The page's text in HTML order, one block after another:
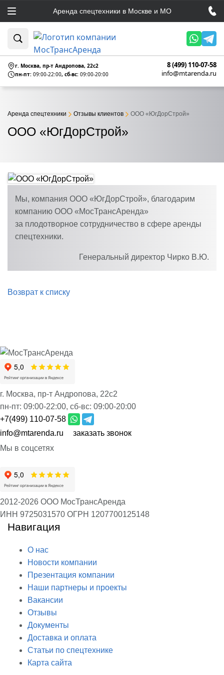
Аренда спецтехники в Москве и МО
г. Москва, пр-т Андропова, 22c2
пн-пт: 09:00-22:00, сб-вс: 09:00-20:00
8 (499) 110-07-58
info@mtarenda.ru
ООО «ЮгДорСтрой»
Аренда спецтехники Отзывы клиентов ООО «ЮгДорСтрой»
Мы, компания ООО «ЮгДорСтрой», благодарим
компанию ООО «МосТрансАренда»
за плодотворное сотрудничество в сфере аренды
спецтехники.
Генеральный директор Чирко В.Ю.
Возврат к списку
г. Москва, пр-т Андропова, 22с2
пн-пт: 09:00-22:00, сб-вс: 09:00-20:00
+7(499) 110-07-58
info@mtarenda.ru
заказать звонок
Мы в соцсетях
2012-2026 ООО МосТрансАренда
ИНН 9725031570 ОГРН 1207700125148
Навигация
О нас
Новости компании
Презентация компании
Наши партнеры и проекты
Вакансии
Отзывы
Документы
Доставка и оплата
Статьи по спецтехнике
Карта сайта